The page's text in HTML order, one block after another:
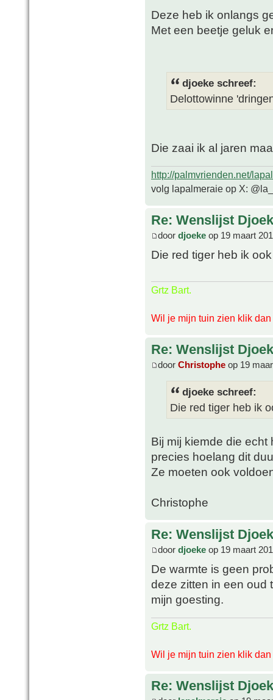
Deze heb ik onlangs
Met een beetje geluk
djoeke schreef:
Delottowinne
Die zaai ik al jaren
http://palmvrienden.net/
volg lapalmeraie op X:
Re: Wenslijst
door djoeke op 19 maart
Die red tiger heb ik
Grtz Bart.
Wil je mijn tuin zien klik dan
Re: Wenslijst
door Christophe op 19
djoeke schreef:
Die red tiger heb ik
Bij mij kiemde die echt
precies hoelang dit
Ze moeten ook
Christophe
Re: Wenslijst
door djoeke op 19 maart
De warmte is geen
deze zitten in een oud
mijn goesting.
Grtz Bart.
Wil je mijn tuin zien klik dan
Re: Wenslijst